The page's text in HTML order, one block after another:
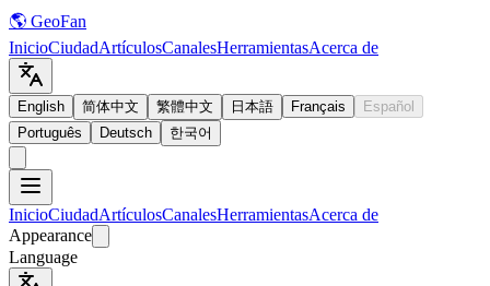
🌎 GeoFan
InicioCiudadArtículosCanalesHerramientasAcerca de
English 简体中文 繁體中文 日本語 Français
Español
Português
Deutsch 한국어
InicioCiudadArtículosCanalesHerramientasAcerca de
Appearance
Language